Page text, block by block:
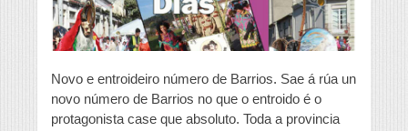
Novo e entroideiro número de Barrios. Sae á rúa un
novo número de Barrios no que o entroido é o
protagonista case que absoluto. Toda a provincia